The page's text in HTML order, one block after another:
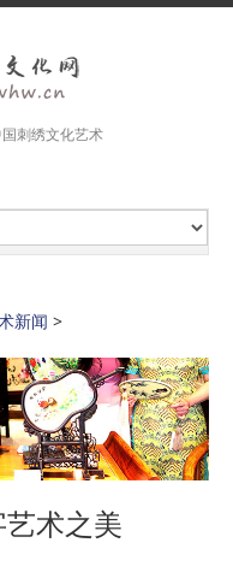
刺绣文化艺术
新闻 >
术之美